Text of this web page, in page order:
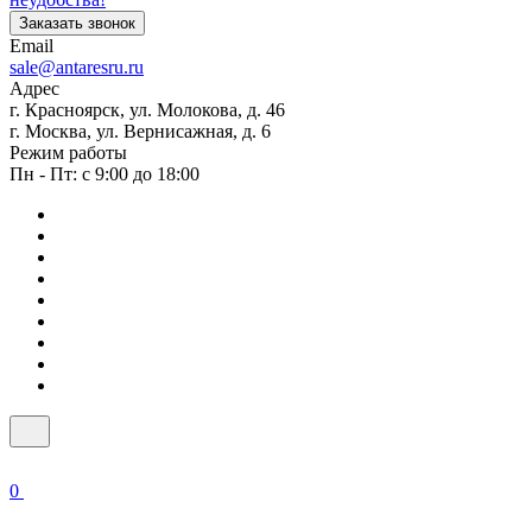
Заказать звонок
Email
sale@antaresru.ru
Адрес
г. Красноярск, ул. Молокова, д. 46
г. Москва, ул. Вернисажная, д. 6
Режим работы
Пн - Пт: с 9:00 до 18:00
0